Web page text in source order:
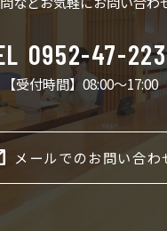
0952-47-
【受付時間】08:00〜17:00
メールでのお問い合わ